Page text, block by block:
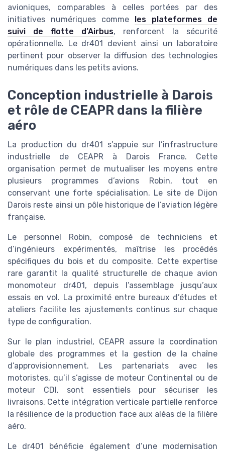
avioniques, comparables à celles portées par des
initiatives numériques comme
les plateformes de
suivi de flotte d’Airbus, renforcent la sécurité
opérationnelle. Le dr401 devient ainsi un laboratoire
pertinent pour observer la diffusion des technologies
numériques dans les petits avions.
Conception industrielle à Darois
et rôle de CEAPR dans la filière
aéro
La production du dr401 s’appuie sur l’infrastructure
industrielle de CEAPR à Darois France. Cette
organisation permet de mutualiser les moyens entre
plusieurs programmes d’avions Robin, tout en
conservant une forte spécialisation. Le site de Dijon
Darois reste ainsi un pôle historique de l’aviation légère
française.
Le personnel Robin, composé de techniciens et
d’ingénieurs expérimentés, maîtrise les procédés
spécifiques du bois et du composite. Cette expertise
rare garantit la qualité structurelle de chaque avion
monomoteur dr401, depuis l’assemblage jusqu’aux
essais en vol. La proximité entre bureaux d’études et
ateliers facilite les ajustements continus sur chaque
type de configuration.
Sur le plan industriel, CEAPR assure la coordination
globale des programmes et la gestion de la chaîne
d’approvisionnement. Les partenariats avec les
motoristes, qu’il s’agisse de moteur Continental ou de
moteur CDI, sont essentiels pour sécuriser les
livraisons. Cette intégration verticale partielle renforce
la résilience de la production face aux aléas de la filière
aéro.
Le dr401 bénéficie également d’une modernisation